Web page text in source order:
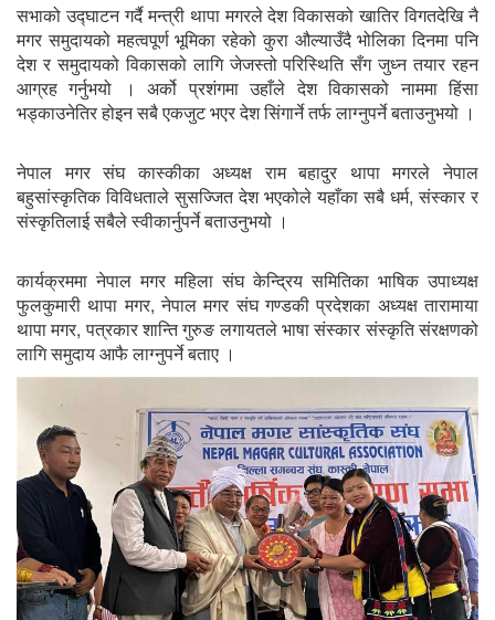
सभाको उद्घाटन गर्दै मन्त्री थापा मगरले देश विकासको खातिर विगतदेखि नै
मगर समुदायको महत्वपूर्ण भूमिका रहेको कुरा औल्याउँदै भोलिका दिनमा पनि
देश र समुदायको विकासको लागि जेजस्तो परिस्थिति सँग जुध्न तयार रहन
आग्रह गर्नुभयो । अर्को प्रशंगमा उहाँले देश विकासको नाममा हिंसा
भड्काउनेतिर होइन सबै एकजुट भएर देश सिंगार्ने तर्फ लाग्नुपर्ने बताउनुभयो ।
नेपाल मगर संघ कास्कीका अध्यक्ष राम बहादुर थापा मगरले नेपाल
बहुसांस्कृतिक विविधताले सुसज्जित देश भएकोले यहाँका सबै धर्म, संस्कार र
संस्कृतिलाई सबैले स्वीकार्नुपर्ने बताउनुभयो ।
कार्यक्रममा नेपाल मगर महिला संघ केन्द्रिय समितिका भाषिक उपाध्यक्ष
फुलकुमारी थापा मगर, नेपाल मगर संघ गण्डकी प्रदेशका अध्यक्ष तारामाया
थापा मगर, पत्रकार शान्ति गुरुङ लगायतले भाषा संस्कार संस्कृति संरक्षणको
लागि समुदाय आफै लाग्नुपर्ने बताए ।